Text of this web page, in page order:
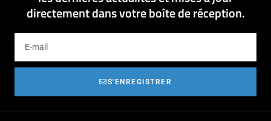
directement dans votre boîte de réception.
S'ENREGISTRER